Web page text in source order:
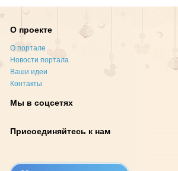
О проекте
О портале
Новости портала
Ваши идеи
Контакты
Мы в соцсетях
Присоединяйтесь к нам